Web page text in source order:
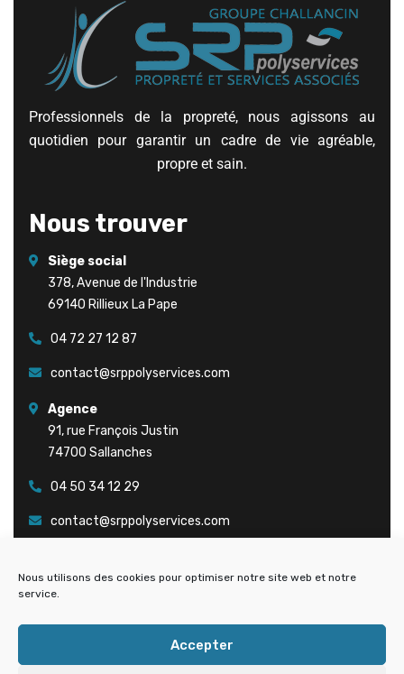
Nous utilisons des cookies pour optimiser notre site web et notre
service.
Accepter
Professionnels de la propreté, nous agissons au
quotidien pour garantir un cadre de vie agréable,
propre et sain.
Nous trouver
Siège social
378, Avenue de l'Industrie
69140 Rillieux La Pape
04 72 27 12 87
contact@srppolyservices.com
Agence
91, rue François Justin
74700 Sallanches
04 50 34 12 29
contact@srppolyservices.com
Navigation
Qui sommes-nous ?
Travailler chez SRP Polyservices